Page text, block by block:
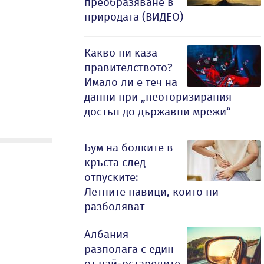
природата (ВИДЕО)
Какво ни каза
правителството?
Имало ли е теч на
данни при „неоторизирания
достъп до държавни мрежи“
Бум на болките в
кръста след
отпуските:
Летните навици, които ни
разболяват
Албания
разполага с един